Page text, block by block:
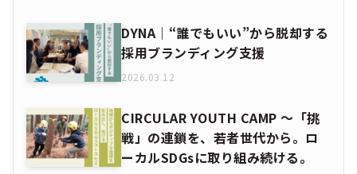
DYNA｜“誰でもいい”から脱却する
採用ブランディング支援
2026.03.12
CIRCULAR YOUTH CAMP ～「挑
戦」の連鎖を、若者世代から。ロ
ーカルSDGsに取り組み続ける。